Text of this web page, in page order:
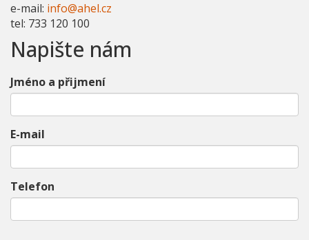
e-mail: info@ahel.cz
tel: 733 120 100
Napište nám
Jméno a přijmení
E-mail
Telefon